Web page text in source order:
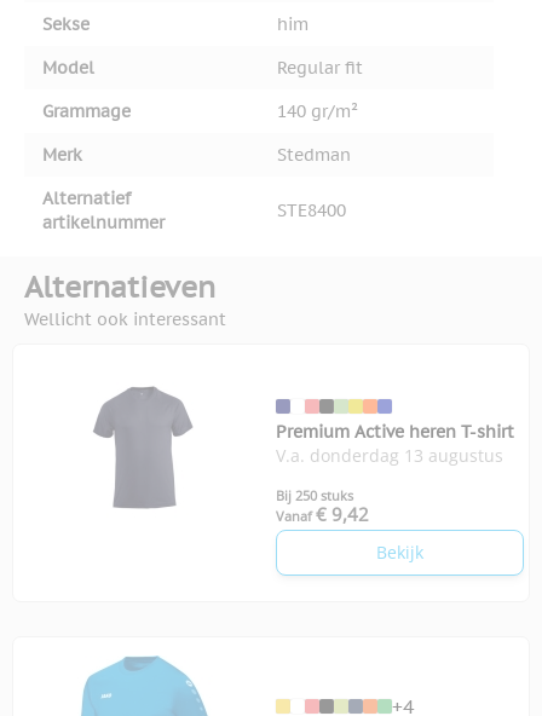
Sekse
him
Model
Regular fit
Grammage
140 gr/m²
Merk
Stedman
Alternatief
artikelnummer
STE8400
Alternatieven
Wellicht ook interessant
Premium Active heren T-shirt
V.a. donderdag 13 augustus
Bij 250 stuks
Vanaf € 9,42
Bekijk
+4